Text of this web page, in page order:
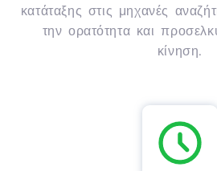
κατάταξης στις μηχανές
την ορατότητα και
κίνηση.